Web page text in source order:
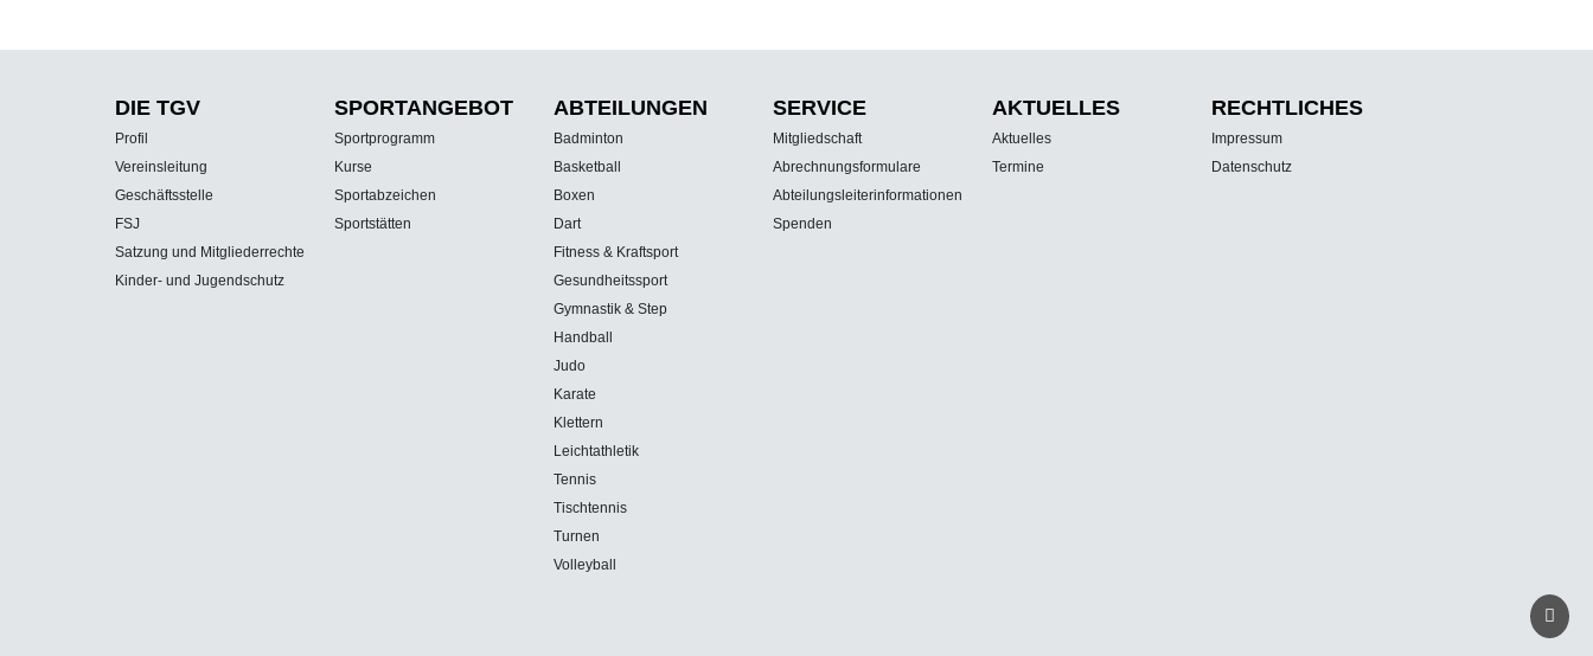
DIE TGV
Profil
Vereinsleitung
Geschäftsstelle
FSJ
Satzung und Mitgliederrechte
Kinder- und Jugendschutz
SPORT­ANGEBOT
Sportprogramm
Kurse
Sportabzeichen
Sportstätten
ABTEILUNGEN
Badminton
Basketball
Boxen
Dart
Fitness & Kraftsport
Gesundheitssport
Gymnastik & Step
Handball
Judo
Karate
Klettern
Leichtathletik
Tennis
Tischtennis
Turnen
Volleyball
SERVICE
Mitgliedschaft
Abrechnungsformulare
Abteilungsleiterinformationen
Spenden
AKTUELLES
Aktuelles
Termine
RECHTLICHES
Impressum
Datenschutz